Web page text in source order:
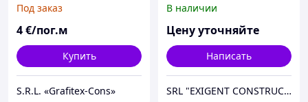
Под заказ
4€/пог.м
Купить
S.R.L. «Grafitex-Cons»
В наличии
Цену уточняйте
Написать
SRL "EXIGENT CONSTRUCTII"